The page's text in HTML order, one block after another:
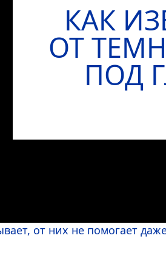
КАК
ОТ
ПОД
от них не помогает